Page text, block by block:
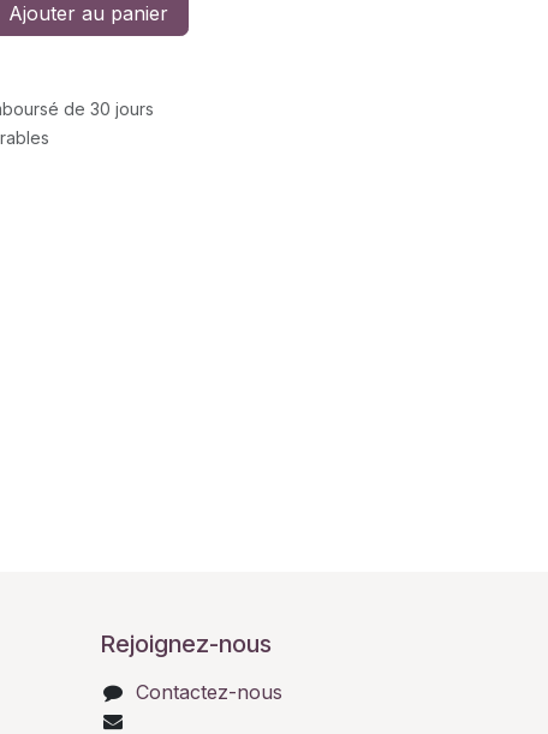
Ajouter au panier
de 30 jours
Rejoignez-nous
Contactez-nous